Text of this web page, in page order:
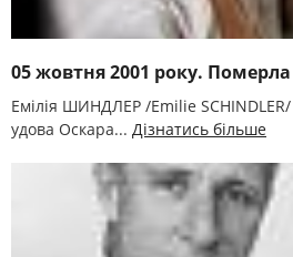
05 жовтня 2001 року.
Емілія ШИНДЛЕР /Emilie
удова Оскара... Дізнатись більше